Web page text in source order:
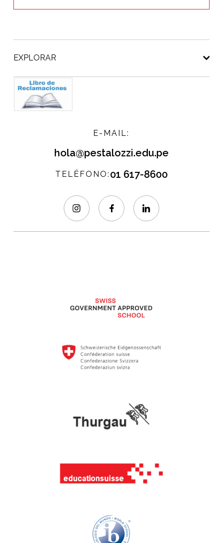
EXPLORAR
E-MAIL:
hola@pestalozzi.edu.pe
TELÉFONO: 01 617-8600